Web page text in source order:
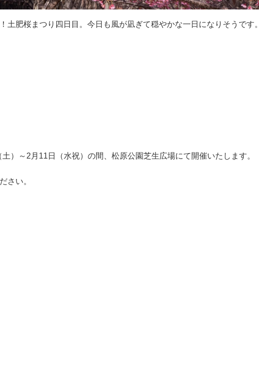
土肥桜まつり四日目。今日も風が凪ぎて穏やかな一日になりそうです。
）～2月11日（水祝）の間、松原公園芝生広場にて開催いたします。
さい。